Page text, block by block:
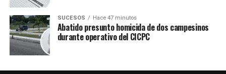
SUCESOS Hace 47 minutos
Abatido presunto homicida de dos campesinos
durante operativo del CICPC